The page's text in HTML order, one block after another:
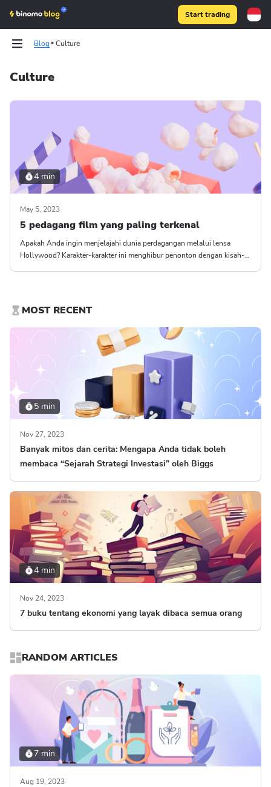
Start trading
Blog Culture
Culture
4 min
May 5, 2023
5 pedagang film yang paling terkenal
Apakah Anda ingin menjelajahi dunia perdagangan melalui lensa
Hollywood? Karakter-karakter ini menghibur penonton dengan kisah-
MOST RECENT
5 min
Nov 27, 2023
Banyak mitos dan cerita: Mengapa Anda tidak boleh
membaca “Sejarah Strategi Investasi” oleh Biggs
4 min
Nov 24, 2023
7 buku tentang ekonomi yang layak dibaca semua orang
RANDOM ARTICLES
7 min
Aug 19, 2023